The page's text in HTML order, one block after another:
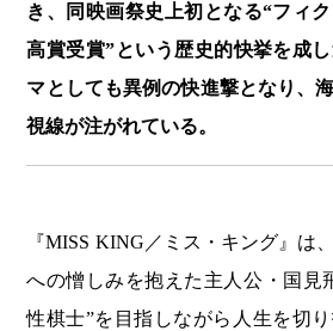
き、同映画祭史上初となる“フィ
高賞受賞”という歴史的快挙を成
マとしても異例の快進撃となり、
視線が注がれている。
『MISS KING／ミス・キング』は
への憎しみを抱えた主人公・国見
性棋士”を目指しながら人生を切